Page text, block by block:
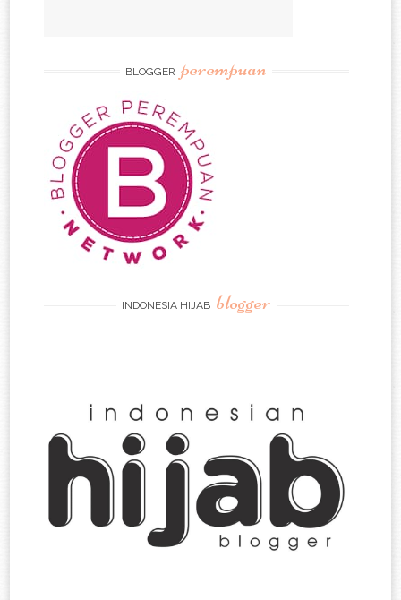
BLOGGER perempuan
INDONESIA HIJAB blogger